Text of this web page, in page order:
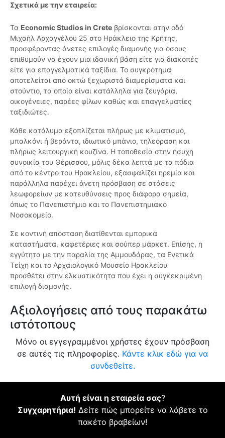
Σχετικά με την εταιρεία:
Τα Economic Studios in Crete βρίσκονται στην οδό
Μιχαήλ Αρχαγγέλου 25 στο Ηράκλειο της Κρήτης,
προσφέροντας άνετες επιλογές διαμονής για όσους
επιθυμούν να έχουν μια ιδανική βάση είτε για διακοπές
είτε για επαγγελματικά ταξίδια. Το συγκρότημα
αποτελείται από οκτώ ξεχωριστά διαμερίσματα και
στούντιο, τα οποία είναι κατάλληλα για ζευγάρια,
οικογένειες, παρέες φίλων καθώς και επαγγελματίες
ταξιδιώτες.
Κάθε κατάλυμα εξοπλίζεται πλήρως με κλιματισμό,
μπαλκόνι ή βεράντα, ιδιωτικό μπάνιο, τηλεόραση και
πλήρως λειτουργική κουζίνα. Η τοποθεσία στην ήσυχη
συνοικία του Θέρισσου, μόλις δέκα λεπτά με τα πόδια
από το κέντρο του Ηρακλείου, εξασφαλίζει ηρεμία και
παράλληλα παρέχει άνετη πρόσβαση σε στάσεις
λεωφορείων με κατευθύνσεις προς διάφορα σημεία,
όπως το Πανεπιστήμιο και το Πανεπιστημιακό
Νοσοκομείο.
Σε κοντινή απόσταση διατίθενται εμπορικά
καταστήματα, καφετέριες και σούπερ μάρκετ. Επίσης, η
εγγύτητα με την παραλία της Αμμουδάρας, τα Ενετικά
Τείχη και το Αρχαιολογικό Μουσείο Ηρακλείου
προσθέτει στην ελκυστικότητα που έχει η συγκεκριμένη
επιλογή διαμονής.
Αξιολογήσεις από τους παρακάτω
ιστότοπους
Μόνο οι εγγεγραμμένοι χρήστες έχουν πρόσβαση
σε αυτές τις πληροφορίες. Κάντε κλικ εδώ για να
συνδεθείτε.
Αυτή είναι η εταιρεία σας?
Συγχαρητήρια! Δείτε πώς μπορείτε να λάβετε το
πακέτο βραβείων!